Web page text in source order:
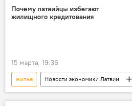
Новости политики Латвии
Почему латвийцы избегают
жилищного кредитования
15 марта, 19:36
жилье
Новости экономики Латвии
Латвия
Европа кредиты